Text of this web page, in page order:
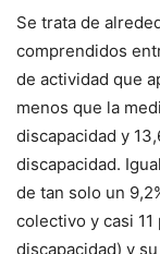
Se trata de
comprendidos
de actividad que
menos que la
discapacidad y
discapacidad.
de tan solo un
colectivo y casi
discapacidad) y